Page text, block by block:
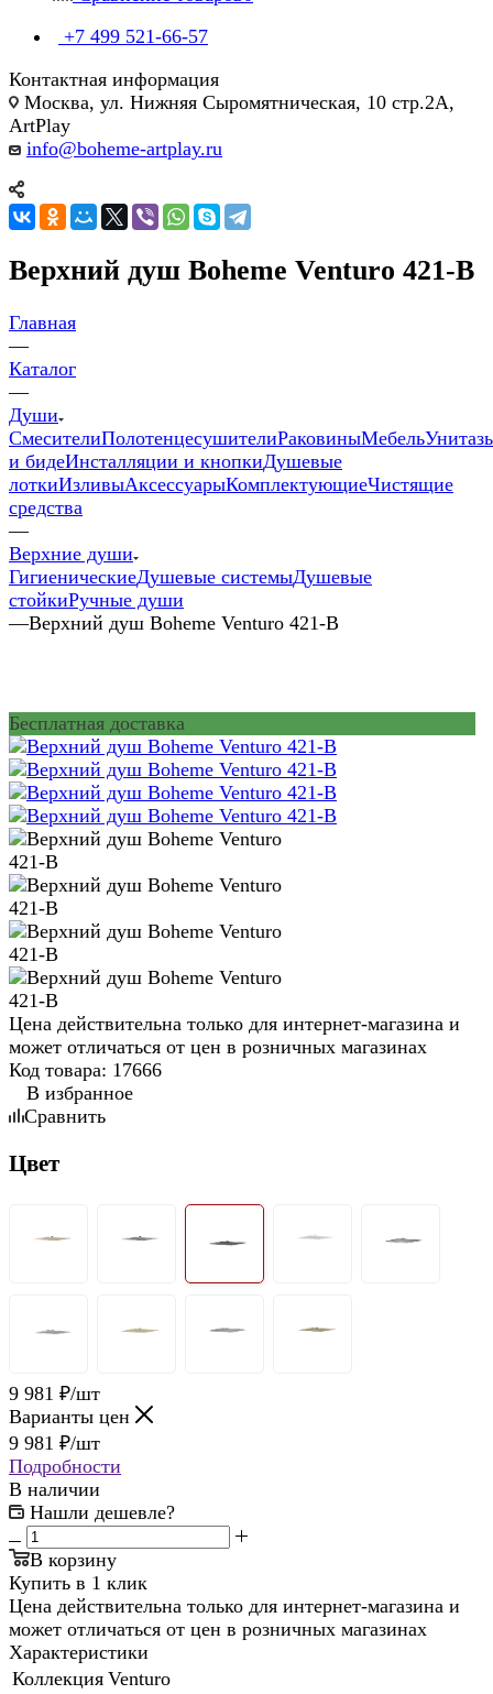
+7 499 521-66-57
Контактная информация
Москва, ул. Нижняя Сыромятническая, 10 стр.2А,
ArtPlay
info@boheme-artplay.ru
Верхний душ Boheme Venturo 421-B
Главная
—
Каталог
—
Души
СмесителиПолотенцесушителиРаковиныМебель
и бидеИнсталляции и кнопкиДушевые
лоткиИзливыАксессуарыКомплектующиеЧистящие
средства
—
Верхние души
ГигиеническиеДушевые системыДушевые
стойкиРучные души
—Верхний душ Boheme Venturo 421-B
Бесплатная доставка
Цена действительна только для интернет-магазина и
может отличаться от цен в розничных магазинах
Код товара: 17666
В избранное
Сравнить
Цвет
9 981 ₽/шт
Варианты цен
9 981 ₽/шт
Подробности
В наличии
Нашли дешевле?
В корзину
Купить в 1 клик
Цена действительна только для интернет-магазина и
может отличаться от цен в розничных магазинах
Характеристики
Коллекция Venturo